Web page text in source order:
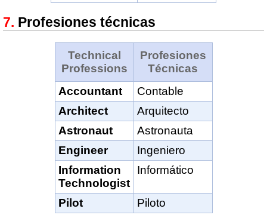
Profesiones técnicas
Technical
Professions
Profesiones
Técnicas
Accountant
Contable
Architect
Arquitecto
Astronaut
Astronauta
Engineer
Ingeniero
Information
Technologist
Informático
Pilot Piloto